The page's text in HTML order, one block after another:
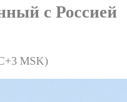
с Россией
MSK)